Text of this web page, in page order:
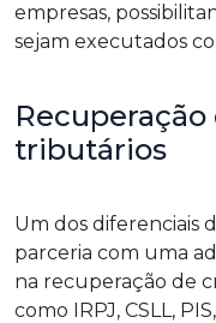
empresas,
sejam executados
tributários
Um dos diferenciais
parceria com uma
na recuperação de
como IRPJ, CSLL,